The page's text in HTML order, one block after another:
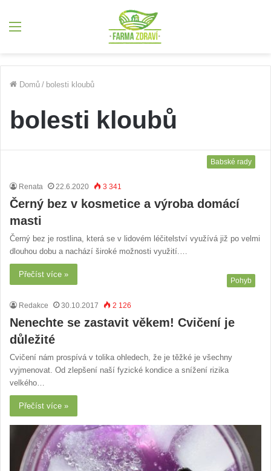
Domů / bolesti kloubů
bolesti kloubů
Babské rady
Renata 22.6.2020 3 341
Černý bez v kosmetice a výroba domácí
masti
Černý bez je rostlina, která se v lidovém léčitelství využívá již po velmi
dlouhou dobu a nachází široké možnosti využití.…
Přečíst více »
Pohyb
Redakce 30.10.2017 2 126
Nenechte se zastavit věkem! Cvičení je
důležité
Cvičení nám prospívá v tolika ohledech, že je těžké je všechny
vyjmenovat. Od zlepšení naší fyzické kondice a snížení rizika
velkého…
Přečíst více »